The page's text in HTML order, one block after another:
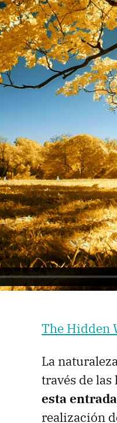
The Hidden
La
través de
esta
realización